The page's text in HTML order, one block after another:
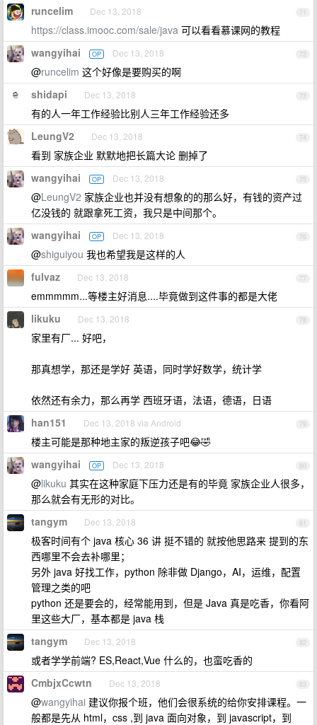
71
runcelim Dec 13, 2018
https://class.imooc.com/sale/java 可以看看慕课网的教程
72
wangyihai OP Dec 13, 2018
@runcelim 这个好像是要购买的啊
73
shidapi Dec 13, 2018
有的人一年工作经验比别人三年工作经验还多
74
LeungV2 Dec 13, 2018
看到 家族企业 默默地把长篇大论 删掉了
75
wangyihai OP Dec 13, 2018
@LeungV2 家族企业也并没有想象的的那么好，有钱的资产过
亿没钱的 就跟拿死工资，我只是中间那个。
76
wangyihai OP Dec 13, 2018
@shiguiyou 我也希望我是这样的人
77
fulvaz Dec 13, 2018
emmmmm...等楼主好消息....毕竟做到这件事的都是大佬
78
likuku Dec 13, 2018
家里有厂... 好吧，
那真想学，那还是学好 英语，同时学好数学，统计学
依然还有余力，那么再学 西班牙语，法语，德语，日语
79
han151 Dec 13, 2018 via Android
楼主可能是那种地主家的叛逆孩子吧😂🤣
80
wangyihai OP Dec 13, 2018
@likuku 其实在这种家庭下压力还是有的毕竟 家族企业人很多，
那么就会有无形的对比。
81
tangym Dec 13, 2018
极客时间有个 java 核心 36 讲 挺不错的 就按他思路来 提到的东
西哪里不会去补哪里；
另外 java 好找工作，python 除非做 Django，AI，运维，配置
管理之类的吧
python 还是要会的，经常能用到，但是 Java 真是吃香，你看阿
里这些大厂，基本都是 java 栈
82
tangym Dec 13, 2018
或者学学前端? ES,React,Vue 什么的，也蛮吃香的
83
CmbjxCcwtn Dec 13, 2018
@wangyihai 建议你报个班，他们会很系统的给你安排课程。一
般都是先从 html，css ,到 java 面向对象，到 javascript，到